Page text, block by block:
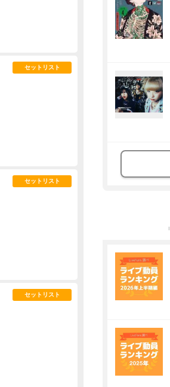
セットリスト
セットリスト
セットリスト